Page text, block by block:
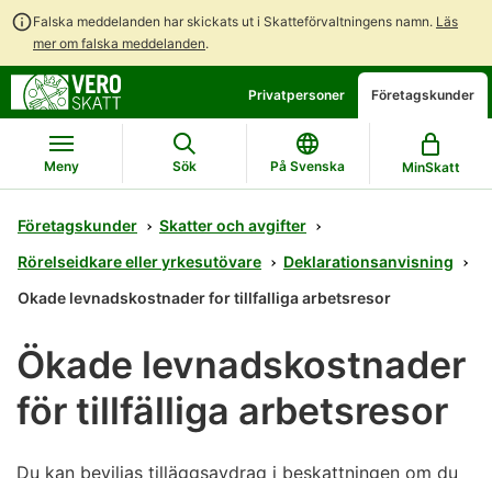
Falska meddelanden har skickats ut i Skatteförvaltningens namn. Läs
mer om falska meddelanden.
direkt
till
innehållet
till
hela
webbplatsens
sökning
Privatpersoner Företagskunder
Meny Sök På Svenska MinSkatt
Företagskunder
Skatter och avgifter
Rörelseidkare eller yrkesutövare
Deklarationsanvisning
Okade levnadskostnader for tillfalliga arbetsresor
Ökade levnadskostnader
för tillfälliga arbetsresor
Du kan beviljas tilläggsavdrag i beskattningen om du